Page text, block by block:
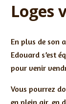
Loges
En plus de son
Edouard s’est
pour venir
Vous pourrez
en plein air, en